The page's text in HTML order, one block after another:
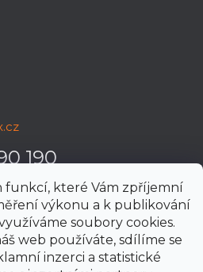
funkcí, které Vám zpříjemní
výkonu a k publikování
soubory cookies.
web používáte, sdílíme se
inzerci a statistické
190